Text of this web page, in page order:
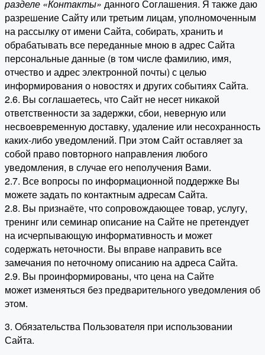
разделе «Контакты» данного Соглашения. Я также даю
разрешение Сайту или третьим лицам, уполномоченным
на рассылку от имени Сайта, собирать, хранить и
обрабатывать все переданные мною в адрес Сайта
персональные данные (в том числе фамилию, имя,
отчество и адрес электронной почты) с целью
информирования о новостях и других событиях Сайта.
2.6. Вы соглашаетесь, что Сайт не несет никакой
ответственности за задержки, сбои, неверную или
несвоевременную доставку, удаление или несохранность
каких-либо уведомлений. При этом Сайт оставляет за
собой право повторного направления любого
уведомления, в случае его неполучения Вами.
2.7. Все вопросы по информационной поддержке Вы
можете задать по контактным адресам Сайта.
2.8. Вы признаёте, что сопровождающее товар, услугу,
тренинг или семинар описание на Сайте не претендует
на исчерпывающую информативность и может
содержать неточности. Вы вправе направить все
замечания по неточному описанию на адреса Сайта.
2.9. Вы проинформированы, что цена на Сайте
может изменяться без предварительного уведомления об
этом.
3. Обязательства Пользователя при использовании
Сайта.